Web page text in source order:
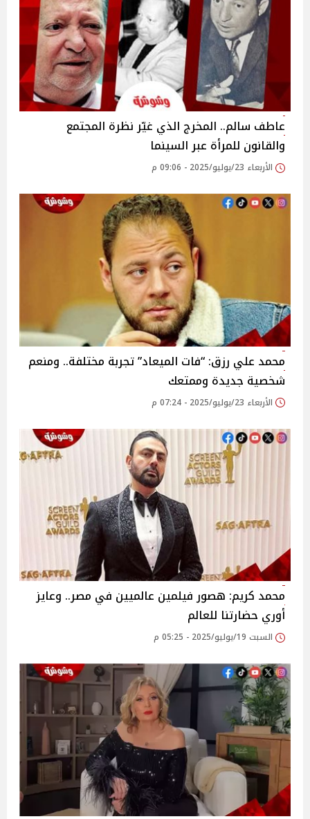
عاطف سالم.. المخرج الذي غيّر نظرة المجتمع
والقانون للمرأة عبر السينما
الأربعاء 23/يوليو/2025 - 09:06 م
محمد علي رزق: “فات الميعاد” تجربة مختلفة.. ومنعم
شخصية جديدة وممتعك
الأربعاء 23/يوليو/2025 - 07:24 م
محمد كريم: هصور فيلمين عالميين في مصر.. وعايز
أوري حضارتنا للعالم‎
السبت 19/يوليو/2025 - 05:25 م